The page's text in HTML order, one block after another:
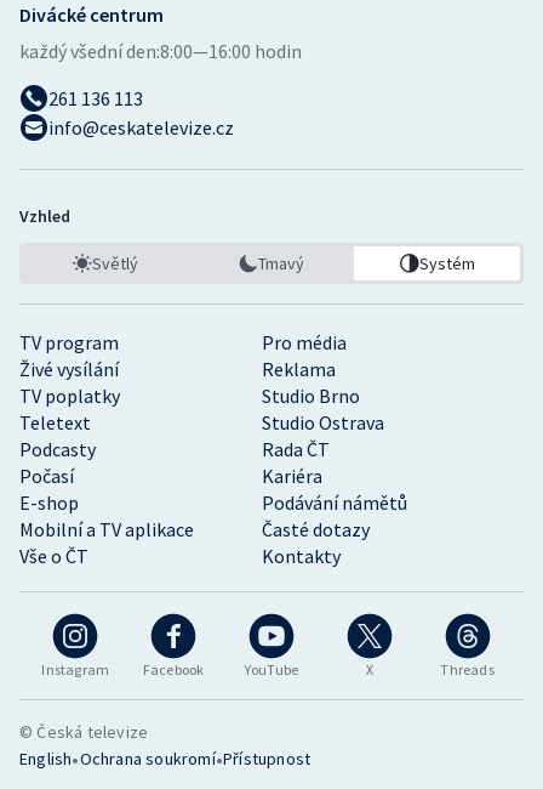
Instagram Facebook YouTube X Threads
TV program
Pro média
Živé vysílání
Reklama
TV poplatky
Studio Brno
Teletext
Studio Ostrava
Podcasty
Rada ČT
Počasí
Kariéra
E-shop
Podávání námětů
Mobilní a TV aplikace
Časté dotazy
Vše o ČT
Kontakty
Divácké centrum
každý všední den:8:00—16:00 hodin
261 136 113
info@ceskatelevize.cz
Vzhled
Světlý Tmavý Systém
© Česká televize
English•Ochrana soukromí•Přístupnost